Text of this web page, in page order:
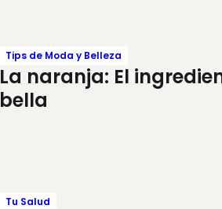
Tips de Moda y Belleza
La naranja: El
bella
Tu Salud